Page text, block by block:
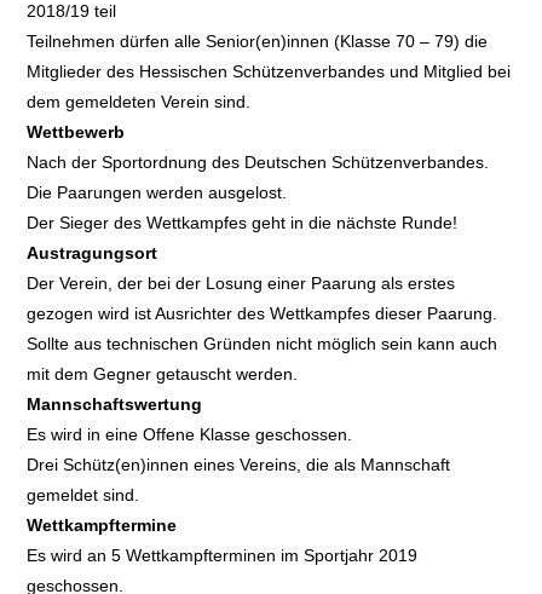
2018/19 teil
Teilnehmen dürfen alle Senior(en)innen (Klasse 70 – 79) die
Mitglieder des Hessischen Schützenverbandes und Mitglied bei
dem gemeldeten Verein sind.
Wettbewerb
Nach der Sportordnung des Deutschen Schützenverbandes.
Die Paarungen werden ausgelost.
Der Sieger des Wettkampfes geht in die nächste Runde!
Austragungsort
Der Verein, der bei der Losung einer Paarung als erstes
gezogen wird ist Ausrichter des Wettkampfes dieser Paarung.
Sollte aus technischen Gründen nicht möglich sein kann auch
mit dem Gegner getauscht werden.
Mannschaftswertung
Es wird in eine Offene Klasse geschossen.
Drei Schütz(en)innen eines Vereins, die als Mannschaft
gemeldet sind.
Wettkampftermine
Es wird an 5 Wettkampfterminen im Sportjahr 2019
geschossen.